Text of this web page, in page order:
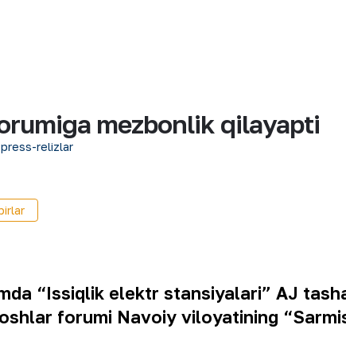
mezbonlik qilayapti
relizlar
“Issiqlik elektr stansiyalari” AJ
forumi Navoiy viloyatining